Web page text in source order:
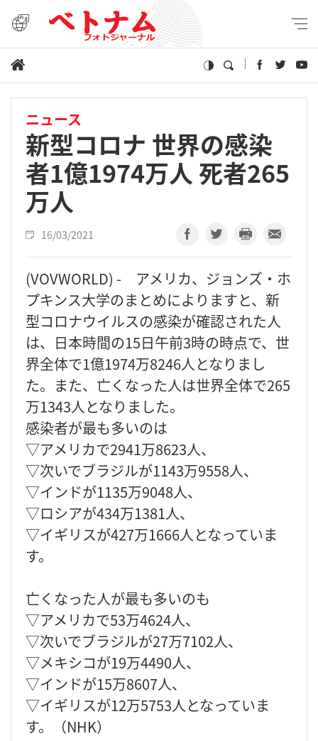
ニュース
新型コロナ 世界の感染
者1億1974万人 死者265
万人
16/03/2021
(VOVWORLD) - アメリカ、ジョンズ・ホ
プキンス大学のまとめによりますと、新
型コロナウイルスの感染が確認された人
は、日本時間の15日午前3時の時点で、世
界全体で1億1974万8246人となりまし
た。また、亡くなった人は世界全体で265
万1343人となりました。
感染者が最も多いのは
▽アメリカで2941万8623人、
▽次いでブラジルが1143万9558人、
▽インドが1135万9048人、
▽ロシアが434万1381人、
▽イギリスが427万1666人となっていま
す。
亡くなった人が最も多いのも
▽アメリカで53万4624人、
▽次いでブラジルが27万7102人、
▽メキシコが19万4490人、
▽インドが15万8607人、
▽イギリスが12万5753人となっていま
す。（NHK）